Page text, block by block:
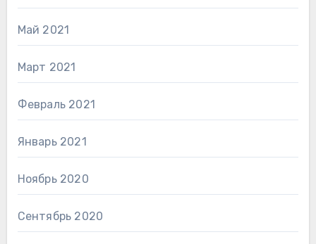
Май 2021
Март 2021
Февраль 2021
Январь 2021
Ноябрь 2020
Сентябрь 2020